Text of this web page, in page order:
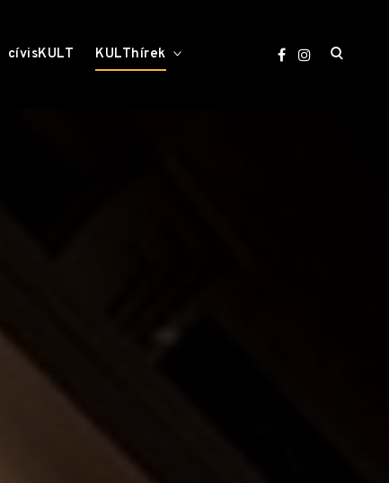
toggle
childcívisKULT KULThírek
open